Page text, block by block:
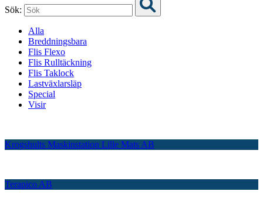
Sök:
Alla
Breddningsbara
Flis Flexo
Flis Rulltäckning
Flis Taklock
Lastväxlarsläp
Special
Visir
Krogshults Maskinstation Lille Mats AB
Terapico AB